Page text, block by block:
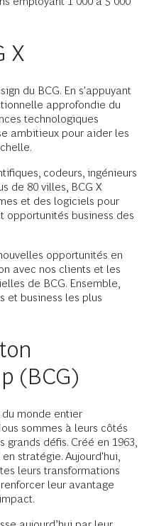
X
du BCG. En s'appuyant
approfondie du
technologiques
ambitieux pour aider les
codeurs, ingénieurs
de 80 villes, BCG X
et des logiciels pour
opportunités business des
opportunités en
avec nos clients et les
de BCG. Ensemble,
et business les plus
(BCG)
monde entier
sommes à leurs côtés
défis. Créé en 1963,
stratégie. Aujourd'hui,
leurs transformations
leur avantage